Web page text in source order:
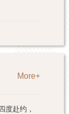
More+
度赴约，